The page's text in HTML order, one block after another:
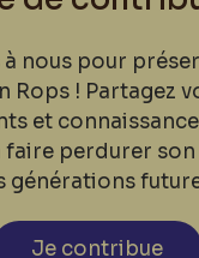
nous pour
Rops ! Partagez
et
faire perdurer
générations
Je contribue